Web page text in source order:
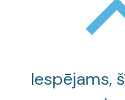
Iespējams,